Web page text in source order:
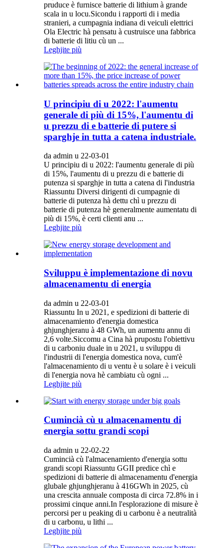
pruduce è furnisce batterie di lithium à grande
scala in u locu.Sicondu i rapporti di i media
stranieri, a cumpagnia indiana di veiculi elettrici
Ola Electric hà pensatu à custruisce una fabbrica
di batterie di litiu cù un ...
Leghjite più
U principiu di u 2022: l'aumentu
generale di più di 15%, l'aumentu di
u prezzu di e batterie di putere si
sparghje in tutta a catena industriale.
da admin u 22-03-01
U principiu di u 2022: l'aumentu generale di più
di 15%, l'aumentu di u prezzu di e batterie di
putenza si sparghje in tutta a catena di l'industria
Riassuntu Diversi dirigenti di cumpagnie di
batterie di putenza hà dettu chì u prezzu di
batterie di putenza hè generalmente aumentatu di
più di 15%, è certi clienti anu ...
Leghjite più
Sviluppu è implementazione di novu
almacenamentu di energia
da admin u 22-03-01
Riassuntu In u 2021, e spedizioni di batterie di
almacenamiento d'energia domestica
ghjunghjeranu à 48 GWh, un aumentu annu di
2,6 volte.Siccomu a Cina hà prupostu l'obiettivu
di u carboniu duale in u 2021, u sviluppu di
l'industrii di l'energia domestica nova, cum'è
l'almacenamiento di u ventu è u solare è i veiculi
di l'energia nova hè cambiatu cù ogni ...
Leghjite più
Cumincià cù u almacenamentu di
energia sottu grandi scopi
da admin u 22-02-22
Cumincià cù l'almacenamiento d'energia sottu
grandi scopi Riassuntu GGII predice chì e
spedizioni di batterie di almacenamentu d'energia
glubale ghjunghjeranu à 416GWh in 2025, cù
una crescita annuale composta di circa 72.8% in i
prossimi cinque anni.In l'esplorazione di misure è
percorsi per u peaking di u carbonu è a neutralità
di u carbonu, u lithi ...
Leghjite più